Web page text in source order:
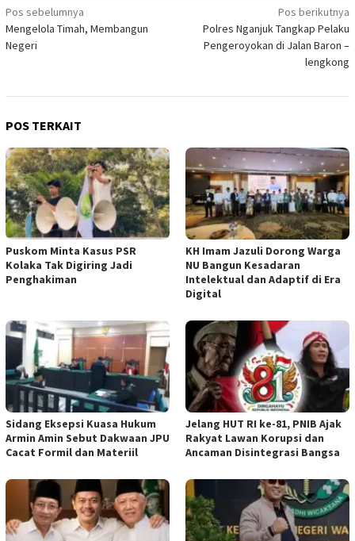
Navigasi
pos
Pos sebelumnya
Mengelola Timah, Membangun
Negeri
Pos berikutnya
Polres Nganjuk Tangkap Pelaku
Pengeroyokan di Jalan Baron –
lengkong
POS TERKAIT
‎Puskom Minta Kasus PSR
Kolaka Tak Digiring Jadi
Penghakiman
KH Imam Jazuli Dorong Warga
NU Bangun Kesadaran
Intelektual dan Adaptif di Era
Digital
‎Sidang Eksepsi Kuasa Hukum
Armin Amin Sebut Dakwaan JPU
Cacat Formil dan Materiil
Jelang HUT RI ke-81, PNIB Ajak
Rakyat Lawan Korupsi dan
Ancaman Disintegrasi Bangsa